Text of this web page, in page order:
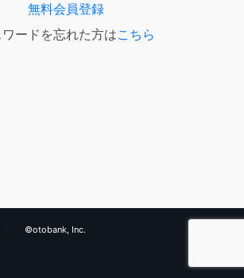
無料会員登録
ードを忘れた方はこちら
©otobank, Inc.